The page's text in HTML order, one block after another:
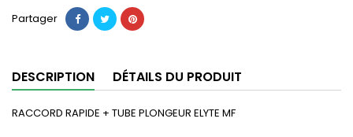
Partager
DESCRIPTION DÉTAILS DU PRODUIT
RACCORD RAPIDE + TUBE PLONGEUR ELYTE MF